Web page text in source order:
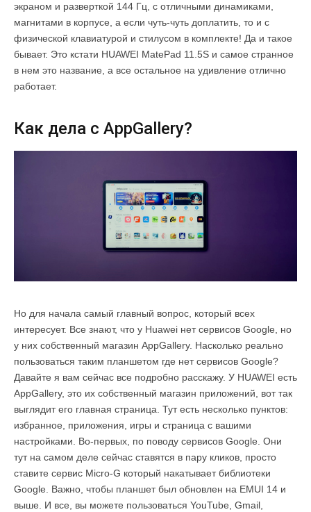
экраном и разверткой 144 Гц, с отличными динамиками,
магнитами в корпусе, а если чуть-чуть доплатить, то и с
физической клавиатурой и стилусом в комплекте! Да и такое
бывает. Это кстати HUAWEI MatePad 11.5S и самое странное
в нем это название, а все остальное на удивление отлично
работает.
Как дела с AppGallery?
Но для начала самый главный вопрос, который всех
интересует. Все знают, что у Huawei нет сервисов Google, но
у них собственный магазин AppGallery. Насколько реально
пользоваться таким планшетом где нет сервисов Google?
Давайте я вам сейчас все подробно расскажу. У HUAWEI есть
AppGallery, это их собственный магазин приложений, вот так
выглядит его главная страница. Тут есть несколько пунктов:
избранное, приложения, игры и страница с вашими
настройками. Во-первых, по поводу сервисов Google. Они
тут на самом деле сейчас ставятся в пару кликов, просто
ставите сервис Micro-G который накатывает библиотеки
Google. Важно, чтобы планшет был обновлен на EMUI 14 и
выше. И все, вы можете пользоваться YouTube, Gmail,